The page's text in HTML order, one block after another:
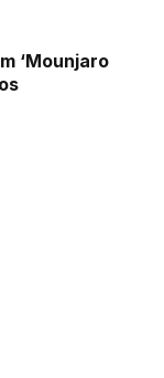
‘Mounjaro